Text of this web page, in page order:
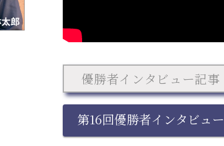
優勝者インタビュー記事
第16回優勝者インタビュー